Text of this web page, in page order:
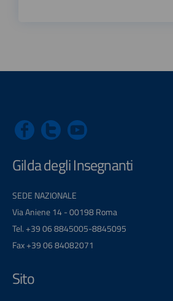
Gilda degli Insegnanti
SEDE NAZIONALE
Via Aniene 14 - 00198 Roma
Tel. +39 06 8845005-8845095
Fax +39 06 84082071
Sito